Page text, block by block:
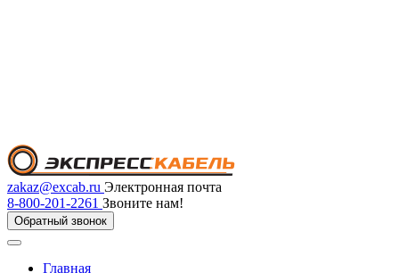
zakaz@excab.ru Электронная почта
8-800-201-2261 Звоните нам!
Обратный звонок
Главная